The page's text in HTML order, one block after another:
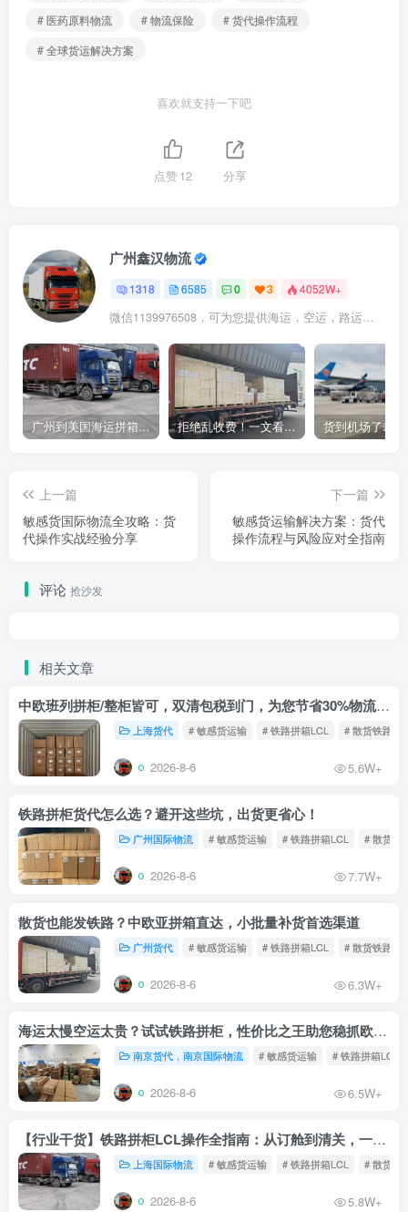
# 医药原料物流
# 物流保险
# 货代操作流程
# 全球货运解决方案
喜欢就支持一下吧
点赞12 分享
广州鑫汉物流
1318 6585 0 3 4052W+
微信1139976508，可为您提供海运，空运，路运，铁路运输
广州到美国海运拼箱多少钱？2024年最新运费构成+隐藏费用避坑指南 拒绝乱收费！一文看懂中国货代计费套路，教你避开所有隐形坑
上一篇
敏感货国际物流全攻略：货
代操作实战经验分享
下一篇
敏感货运输解决方案：货代
操作流程与风险应对全指南
评论 抢沙发
相关文章
中欧班列拼柜/整柜皆可，双清包税到门，为您节省30%物流成本！
上海货代 # 敏感货运输 # 铁路拼箱LCL # 散货铁路
2026-8-6 5.6W+
铁路拼柜货代怎么选？避开这些坑，出货更省心！
广州国际物流 # 敏感货运输 # 铁路拼箱LCL # 散货铁
2026-8-6 7.7W+
散货也能发铁路？中欧亚拼箱直达，小批量补货首选渠道
广州货代 # 敏感货运输 # 铁路拼箱LCL # 散货铁路
2026-8-6 6.3W+
海运太慢空运太贵？试试铁路拼柜，性价比之王助您稳抓欧洲市场
南京货代，南京国际物流 # 敏感货运输 # 铁路拼箱LCL
2026-8-6 6.5W+
【行业干货】铁路拼柜LCL操作全指南：从订舱到清关，一文读懂
上海国际物流 # 敏感货运输 # 铁路拼箱LCL # 散货铁
2026-8-6 5.8W+